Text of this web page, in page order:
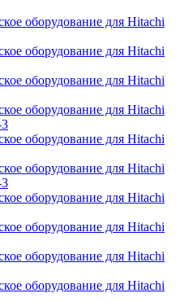
оборудование для Hitachi
оборудование для Hitachi
оборудование для Hitachi
оборудование для Hitachi
оборудование для Hitachi
оборудование для Hitachi
оборудование для Hitachi
оборудование для Hitachi
оборудование для Hitachi
оборудование для Hitachi